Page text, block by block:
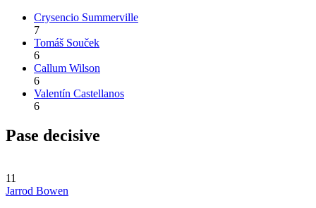
Crysencio Summerville
7
Tomáš Souček
6
Callum Wilson
6
Valentín Castellanos
6
Pase decisive
11
Jarrod Bowen